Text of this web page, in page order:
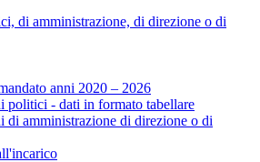
di amministrazione, di direzione o di
anni 2020 – 2026
politici - dati in formato tabellare
di amministrazione di direzione o di